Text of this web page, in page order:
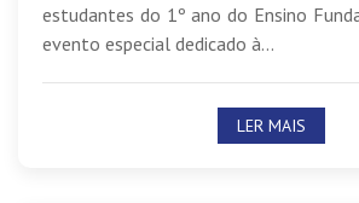
estudantes do 1º ano do Ensino
evento especial dedicado à...
LER MAIS